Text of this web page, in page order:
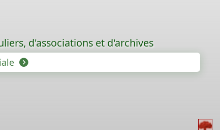
d'associations et d'archives